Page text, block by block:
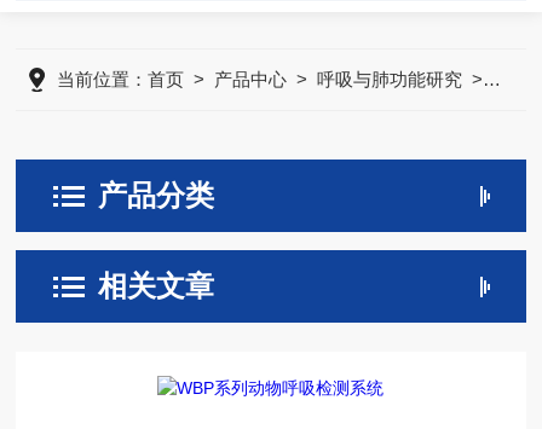
当前位置：首页 > 产品中心 >呼吸与肺功能研究 > 动物
产品分类
相关文章